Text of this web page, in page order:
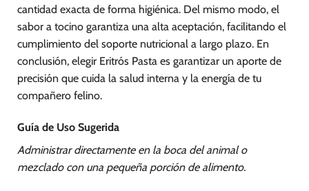
cantidad exacta de forma higiénica. Del mismo modo, el
sabor a tocino garantiza una alta aceptación, facilitando el
cumplimiento del soporte nutricional a largo plazo. En
conclusión, elegir Eritrós Pasta es garantizar un aporte de
precisión que cuida la salud interna y la energía de tu
compañero felino.
Guía de Uso Sugerida
Administrar directamente en la boca del animal o
mezclado con una pequeña porción de alimento.